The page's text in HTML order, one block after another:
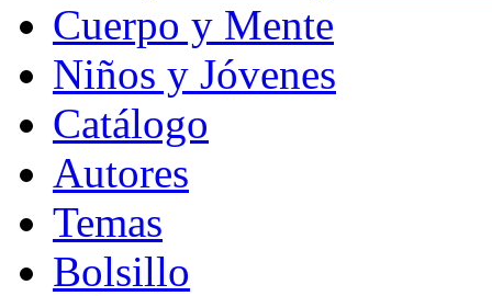
Cuerpo y Mente
Niños y Jóvenes
Catálogo
Autores
Temas
Bolsillo